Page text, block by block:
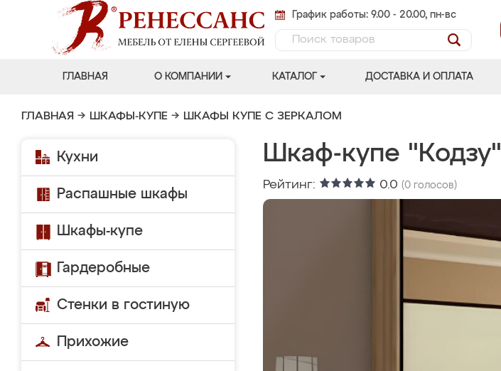
График работы: 9.00 - 20.00, пн-вс
ГЛАВНАЯ О КОМПАНИИ КАТАЛОГ ДОСТАВКА И ОПЛАТА
ГЛАВНАЯ → ШКАФЫ-КУПЕ → ШКАФЫ КУПЕ С ЗЕРКАЛОМ
Кухни
Распашные шкафы
Шкафы-купе
Гардеробные
Стенки в гостиную
Прихожие
Шкаф-купе "Кодзу"
Рейтинг: 0.0 (0 голосов)